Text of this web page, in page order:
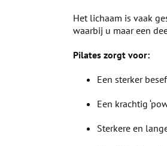
Het lichaam is vaak
waarbij u maar een
Pilates zorgt voor:
Een sterker
Een krachtig
Sterkere en